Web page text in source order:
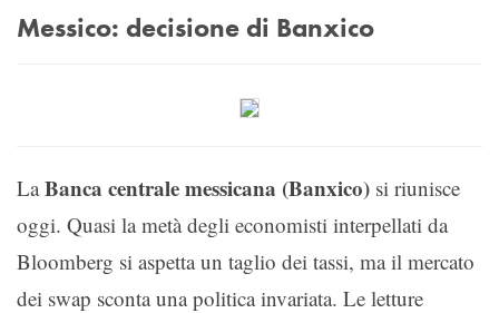
Messico: decisione di Banxico
LaBanca centrale messicana (Banxico) si riunisce
oggi. Quasi la metà degli economisti interpellati da
Bloomberg si aspetta un taglio dei tassi, ma il mercato
dei swap sconta una politica invariata. Le letture